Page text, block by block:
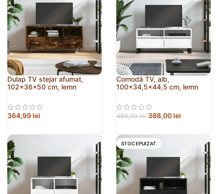
Dulap TV stejar afumat,
102x36x50 cm, lemn
364,99 lei
Comodă TV, alb,
100×34,5×44,5 cm, lemn
489,99lei 388,00 lei
STOC EPUIZAT